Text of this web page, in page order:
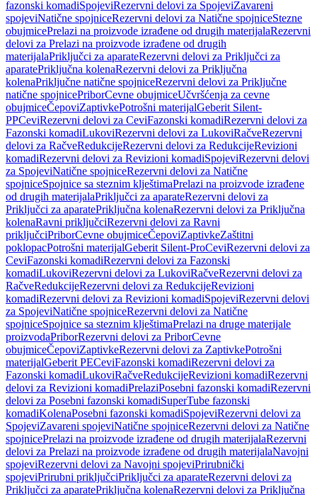
fazonski komadiSpojeviRezervni delovi za SpojeviZavareni
spojeviNatične spojniceRezervni delovi za Natične spojniceStezne
obujmicePrelazi na proizvode izrađene od drugih materijalaRezervni
delovi za Prelazi na proizvode izrađene od drugih
materijalaPriključci za aparateRezervni delovi za Priključci za
aparatePriključna kolenaRezervni delovi za Priključna
kolenaPriključne natične spojniceRezervni delovi za Priključne
natične spojnicePriborCevne obujmiceUčvršćenja za cevne
obujmiceČepoviZaptivkePotrošni materijalGeberit Silent-
PPCeviRezervni delovi za CeviFazonski komadiRezervni delovi za
Fazonski komadiLukoviRezervni delovi za LukoviRačveRezervni
delovi za RačveRedukcijeRezervni delovi za RedukcijeRevizioni
komadiRezervni delovi za Revizioni komadiSpojeviRezervni delovi
za SpojeviNatične spojniceRezervni delovi za Natične
spojniceSpojnice sa steznim klještimaPrelazi na proizvode izrađene
od drugih materijalaPriključci za aparateRezervni delovi za
Priključci za aparatePriključna kolenaRezervni delovi za Priključna
kolenaRavni priključciRezervni delovi za Ravni
priključciPriborCevne obujmiceČepoviZaptivkeZaštitni
poklopacPotrošni materijalGeberit Silent-ProCeviRezervni delovi za
CeviFazonski komadiRezervni delovi za Fazonski
komadiLukoviRezervni delovi za LukoviRačveRezervni delovi za
RačveRedukcijeRezervni delovi za RedukcijeRevizioni
komadiRezervni delovi za Revizioni komadiSpojeviRezervni delovi
za SpojeviNatične spojniceRezervni delovi za Natične
spojniceSpojnice sa steznim klještimaPrelazi na druge materijale
proizvodaPriborRezervni delovi za PriborCevne
obujmiceČepoviZaptivkeRezervni delovi za ZaptivkePotrošni
materijalGeberit PECeviFazonski komadiRezervni delovi za
Fazonski komadiLukoviRačveRedukcijeRevizioni komadiRezervni
delovi za Revizioni komadiPrelaziPosebni fazonski komadiRezervni
delovi za Posebni fazonski komadiSuperTube fazonski
komadiKolenaPosebni fazonski komadiSpojeviRezervni delovi za
SpojeviZavareni spojeviNatične spojniceRezervni delovi za Natične
spojnicePrelazi na proizvode izrađene od drugih materijalaRezervni
delovi za Prelazi na proizvode izrađene od drugih materijalaNavojni
spojeviRezervni delovi za Navojni spojeviPrirubnički
spojeviPrirubni priključciPriključci za aparateRezervni delovi za
Priključci za aparatePriključna kolenaRezervni delovi za Priključna